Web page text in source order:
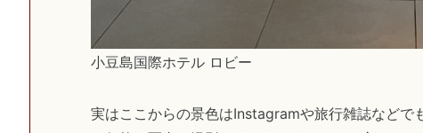
小豆島国際ホテル ロビー
実はここからの景色はInstagramや旅行雑誌などで